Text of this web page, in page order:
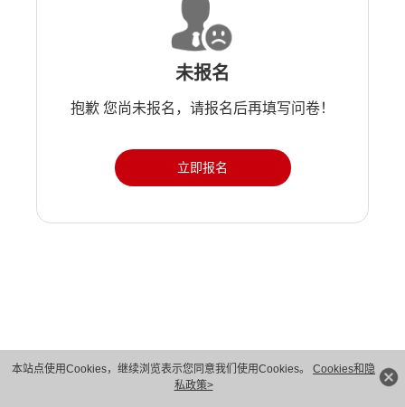
本站点使用Cookies，继续浏览表示您同意我们使用Cookies。 Cookies和隐
私政策>
未报名
抱歉 您尚未报名，请报名后再填写问卷！
立即报名
版权所有 © 华为技术有限公司 1998-2026。 保留一切权利。粤A2-20044005号
隐私保护
法律声明